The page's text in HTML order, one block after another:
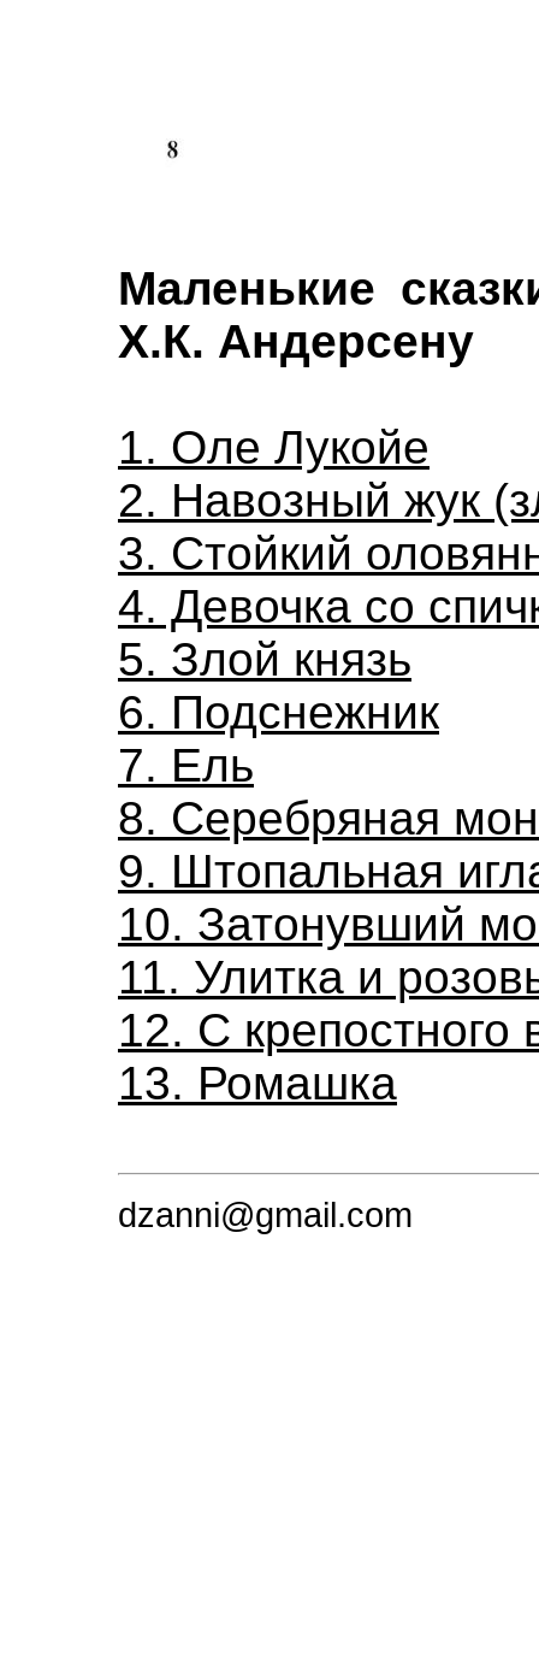
Маленькие
Х.К. Андерсену
1. Оле Лукойе
2. Навозный жук
3. Стойкий
4. Девочка со
5. Злой князь
6. Подснежник
7. Ель
8. Серебряная
9. Штопальная
10. Затонувший
11. Улитка и
12. С крепостного
13. Ромашка
dzanni@gmail.com